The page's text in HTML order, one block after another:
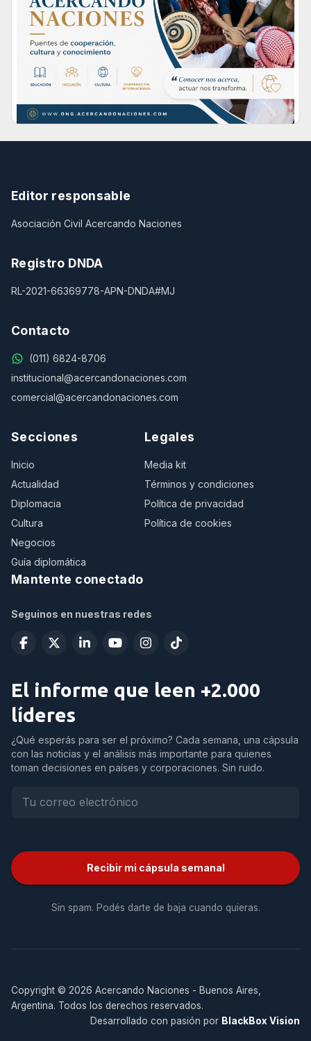
Editor responsable
Asociación Civil Acercando Naciones
Registro DNDA
RL-2021-66369778-APN-DNDA#MJ
Contacto
(011) 6824-8706
institucional@acercandonaciones.com
comercial@acercandonaciones.com
Secciones
Inicio
Actualidad
Diplomacia
Cultura
Negocios
Guía diplomática
Legales
Media kit
Términos y condiciones
Política de privacidad
Política de cookies
Mantente conectado
Seguinos en nuestras redes
El informe que leen +2.000
líderes
¿Qué esperás para ser el próximo? Cada semana, una cápsula
con las noticias y el análisis más importante para quienes
toman decisiones en países y corporaciones. Sin ruido.
Recibir mi cápsula semanal
Sin spam. Podés darte de baja cuando quieras.
Copyright © 2026 Acercando Naciones - Buenos Aires,
Argentina. Todos los derechos reservados.
Desarrollado con pasión por BlackBox Vision